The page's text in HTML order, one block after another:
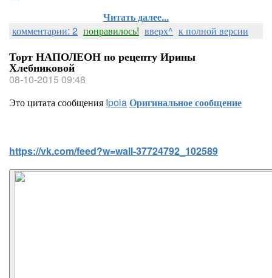
Читать далее...
комментарии: 2 понравилось! вверх^ к полной версии
Торт НАПОЛЕОН по рецепту Ирины
Хлебниковой
08-10-2015 09:48
Это цитата сообщения IpolaОригинальное сообщение
https://vk.com/feed?w=wall-37724792_102589